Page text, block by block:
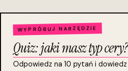
WYPRÓBUJ NARZĘDZIE
Quiz: jaki masz typ
Odpowiedz na 10 pytań i